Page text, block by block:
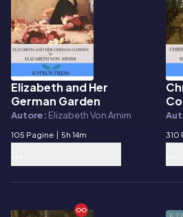
E-book
Elizabeth and Her
German Garden
Autore: Elizabeth Von Arnim
105 Pagine | 5h 14m
E-
310